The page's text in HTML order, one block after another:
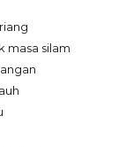
masa silam